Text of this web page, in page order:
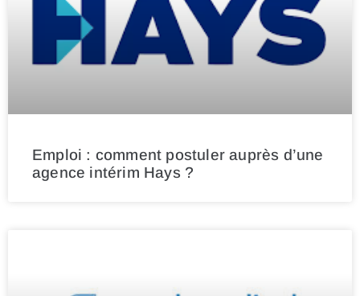
Emploi : comment postuler auprès d’une
agence intérim Hays ?